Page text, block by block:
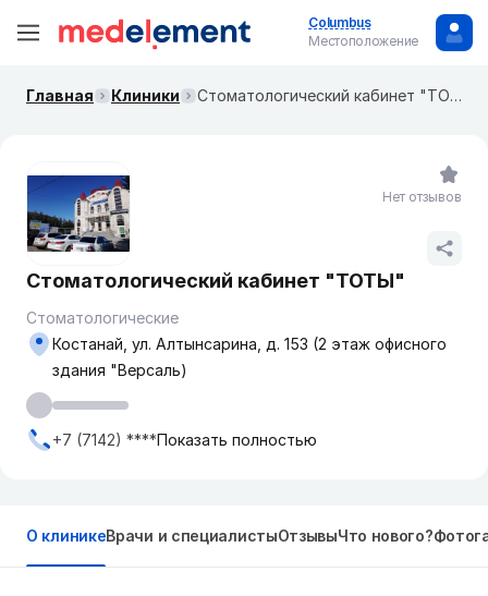
Columbus
Местоположение
Главная Клиники Стоматологический кабинет "ТОТЫ"
Стоматологический кабинет "ТОТЫ"
Стоматологические
Костанай, ул. Алтынсарина, д. 153 (2 этаж офисного
здания "Версаль)
+7 (7142) ****Показать полностью
Нет отзывов
О клиникеВрачи и специалистыОтзывыЧто нового?